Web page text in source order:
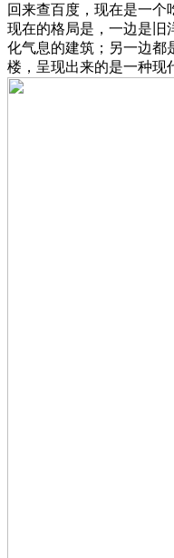
回来查百度，现在是一个
现在的格局是，一边是旧
化气息的建筑；另一边都
楼，呈现出来的是一种现